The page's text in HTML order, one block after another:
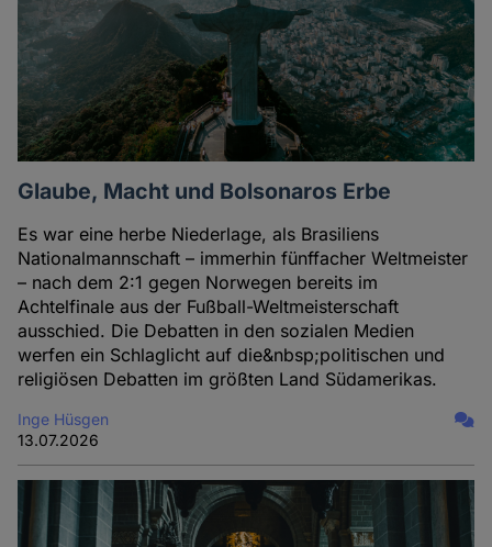
Glaube, Macht und Bolsonaros Erbe
Es war eine herbe Niederlage, als Brasiliens
Nationalmannschaft – immerhin fünffacher Weltmeister
– nach dem 2:1 gegen Norwegen bereits im
Achtelfinale aus der Fußball-Weltmeisterschaft
ausschied. Die Debatten in den sozialen Medien
werfen ein Schlaglicht auf die&nbsp;politischen und
religiösen Debatten im größten Land Südamerikas.
Inge Hüsgen
13.07.2026